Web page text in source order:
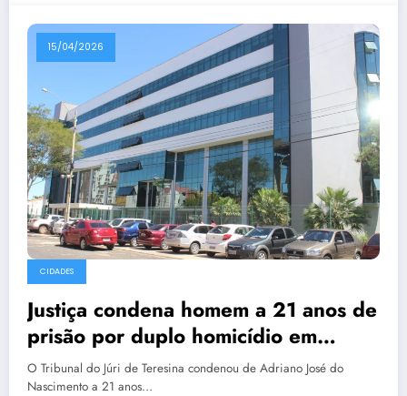
15/04/2026
CIDADES
Justiça condena homem a 21 anos de
prisão por duplo homicídio em
Teresina
O Tribunal do Júri de Teresina condenou de Adriano José do
Nascimento a 21 anos…